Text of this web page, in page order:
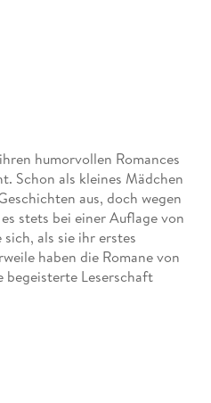
humorvollen Romances
Schon als kleines Mädchen
aus, doch wegen
stets bei einer Auflage von
als sie ihr erstes
haben die Romane von
begeisterte Leserschaft